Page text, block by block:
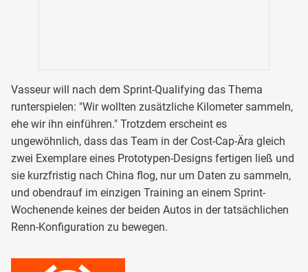
Vasseur will nach dem Sprint-Qualifying das Thema
runterspielen: "Wir wollten zusätzliche Kilometer sammeln,
ehe wir ihn einführen." Trotzdem erscheint es
ungewöhnlich, dass das Team in der Cost-Cap-Ära gleich
zwei Exemplare eines Prototypen-Designs fertigen ließ und
sie kurzfristig nach China flog, nur um Daten zu sammeln,
und obendrauf im einzigen Training an einem Sprint-
Wochenende keines der beiden Autos in der tatsächlichen
Renn-Konfiguration zu bewegen.